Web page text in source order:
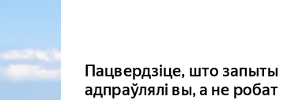
Пацвердзіце, што запыты
адпраўлялі вы, а не робат